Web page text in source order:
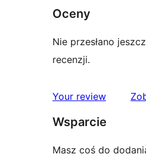
Oceny
Nie przesłano
recenzji.
Your review
Wsparcie
Masz coś do